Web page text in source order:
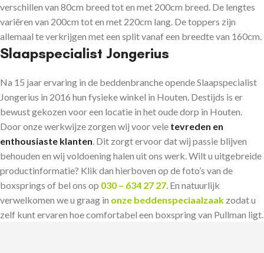
verschillen van 80cm breed tot en met 200cm breed. De lengtes
variëren van 200cm tot en met 220cm lang. De toppers zijn
allemaal te verkrijgen met een split vanaf een breedte van 160cm.
Slaapspecialist Jongerius
Na 15 jaar ervaring in de beddenbranche opende Slaapspecialist
Jongerius in 2016 hun fysieke winkel in Houten. Destijds is er
bewust gekozen voor een locatie in het oude dorp in Houten.
Door onze werkwijze zorgen wij voor vele tevreden en
enthousiaste klanten . Dit zorgt ervoor dat wij passie blijven
behouden en wij voldoening halen uit ons werk. Wilt u uitgebreide
productinformatie? Klik dan hierboven op de foto’s van de
boxsprings of bel ons op 030 – 634 27 27 . En natuurlijk
verwelkomen we u graag in onze beddenspeciaalzaak zodat u
zelf kunt ervaren hoe comfortabel een boxspring van Pullman ligt.